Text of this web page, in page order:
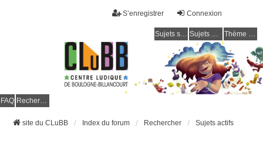
Connexion
S’enregistrer
Sujets sans réponse Sujets actifs Thème clair / foncé
FAQ Rechercher
site du CLuBB Index du forum Rechercher Sujets actifs